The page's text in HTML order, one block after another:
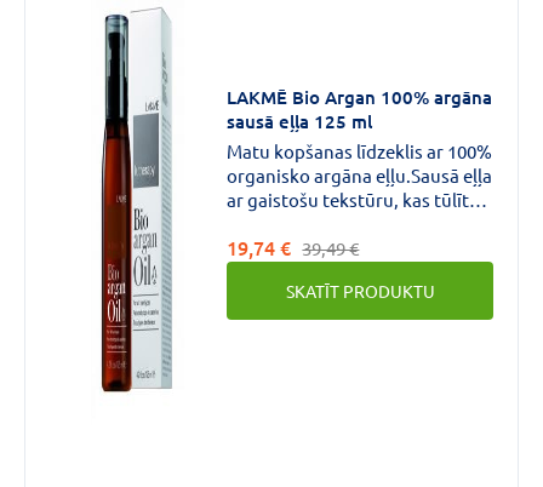
LAKMĒ Bio Argan 100% argāna
sausā eļļa 125 ml
Matu kopšanas līdzeklis ar 100%
organisko argāna eļļu.Sausā eļļa
ar gaistošu tekstūru, kas tūlītēji
nesalipinot tos.Piemērota
visiem matu tipiem.
19,74 € 39,49 €
SKATĪT PRODUKTU